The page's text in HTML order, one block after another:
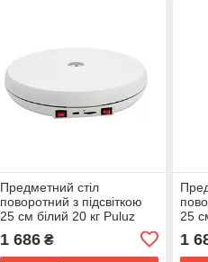
Предметний стіл
поворотний з підсвіткою
25 см білий 20 кг Puluz
1 686₴
25
1